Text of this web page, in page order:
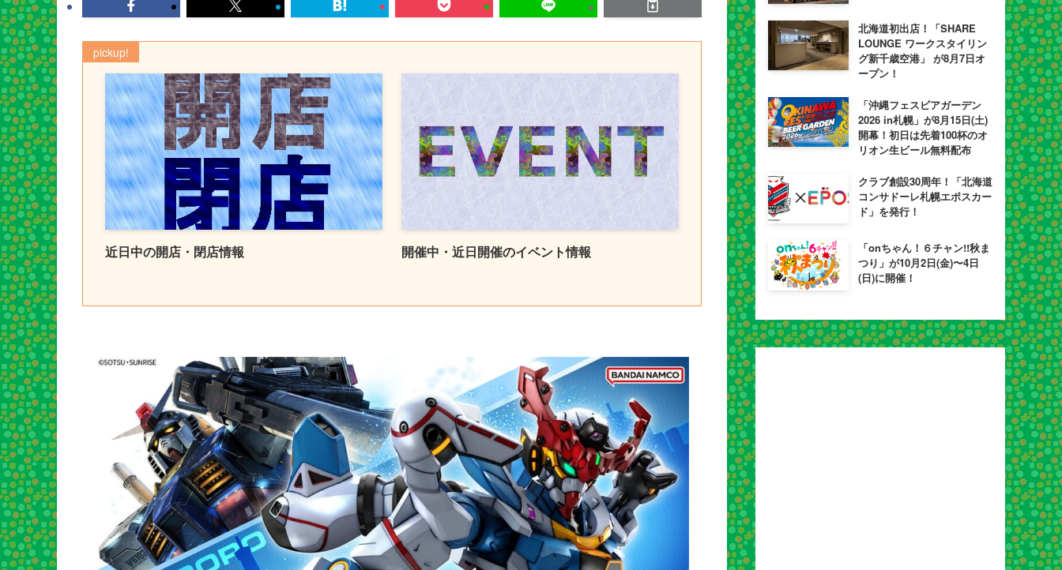
pickup!
近日中の開店・閉店情報 開催中・近日開催のイベント情報
北海道初出店！「SHARE
LOUNGE ワークスタイリン
グ新千歳空港」 が8月7日オ
ープン！
「沖縄フェスビアガーデン
2026 in札幌」が8月15日(土)
開幕！初日は先着100杯のオ
リオン生ビール無料配布
クラブ創設30周年！「北海道
コンサドーレ札幌エポスカー
ド」を発行！
「onちゃん！６チャン!!秋ま
つり」が10月2日(金)〜4日
(日)に開催！